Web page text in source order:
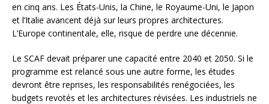
en cinq ans. Les États-Unis, la Chine, le Royaume-Uni, le Japon
et l’Italie avancent déjà sur leurs propres architectures.
L’Europe continentale, elle, risque de perdre une décennie.
Le SCAF devait préparer une capacité entre 2040 et 2050. Si le
programme est relancé sous une autre forme, les études
devront être reprises, les responsabilités renégociées, les
budgets revotés et les architectures révisées. Les industriels ne